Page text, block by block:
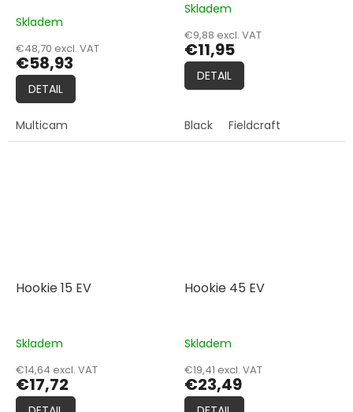
Skladem
€48,70 excl. VAT
€58,93
DETAIL
Multicam
The
product
rating
5,0
5
stars.
Skladem
€9,88 excl. VAT
€11,95
DETAIL
Black Fieldcraft
Hookie 15 EV
Skladem
€14,64 excl. VAT
€17,72
Hookie 45 EV
Skladem
€19,41 excl. VAT
€23,49